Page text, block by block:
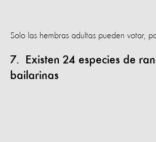
Solo las hembras adultas pueden votar,
7. Existen 24 especies de
bailarinas